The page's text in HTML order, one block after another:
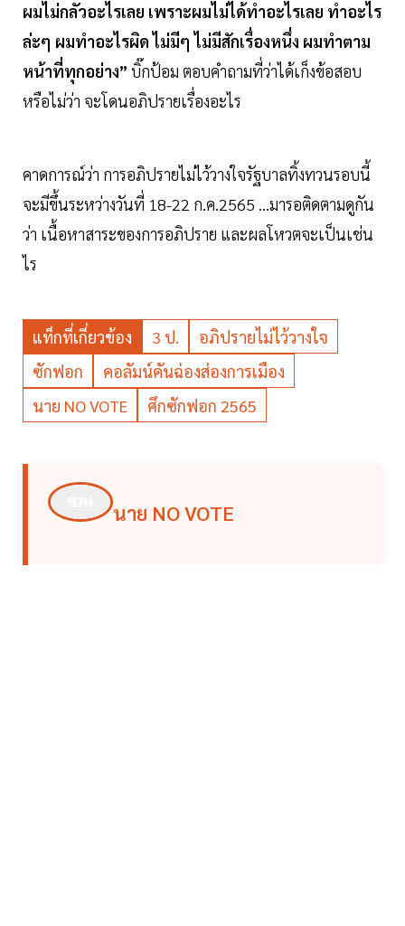
ผมไม่กลัวอะไรเลย เพราะผมไม่ได้ทำอะไรเลย ทำอะไร
ล่ะๆ ผมทำอะไรผิด ไม่มีๆ ไม่มีสักเรื่องหนึ่ง ผมทำตาม
หน้าที่ทุกอย่าง” บิ๊กป้อม ตอบคำถามที่ว่าได้เก็งข้อสอบ
หรือไม่ว่า จะโดนอภิปรายเรื่องอะไร
คาดการณ์ว่า การอภิปรายไม่ไว้วางใจรัฐบาลทิ้งทวนรอบนี้
จะมีขึ้นระหว่างวันที่ 18-22 ก.ค.2565 ...มารอติดตามดูกัน
ว่า เนื้อหาสาระของการอภิปราย และผลโหวตจะเป็นเช่น
ไร
แท็กที่เกี่ยวข้อง 3 ป.
อภิปรายไม่ไว้วางใจ
ซักฟอก
คอลัมน์คันฉ่องส่องการเมือง
นาย NO VOTE
ศึกซักฟอก 2565
นาย NO VOTE